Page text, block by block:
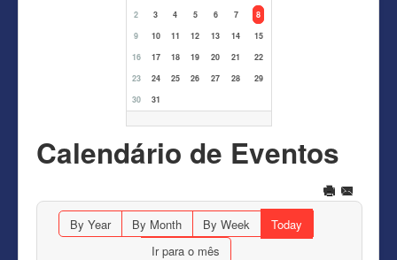
2
3 4 5 6 7
8
9
10 11 12 13 14
15
16
17 18 19 20 21
22
23
24 25 26 27 28
29
30
31
Calendário de Eventos
By Year By Month By Week
Today
Ir para o mês